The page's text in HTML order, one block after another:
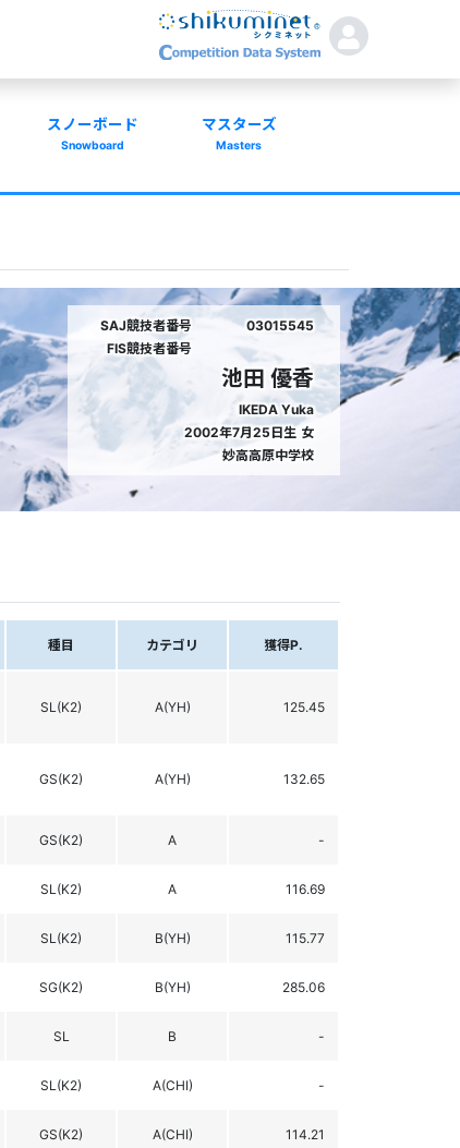
スノーボード
Snowboard
マスターズ
Masters
SAJ競技者番号
03015545
FIS競技者番号
池田 優香
IKEDA Yuka
2002年7月25日生 女
妙高高原中学校
種目 カテゴリ 獲得P.
SL(K2) A(YH) 125.45
GS(K2) A(YH) 132.65
GS(K2) A -
SL(K2) A 116.69
SL(K2) B(YH) 115.77
SG(K2) B(YH) 285.06
SL B -
SL(K2) A(CHI) -
GS(K2) A(CHI) 114.21